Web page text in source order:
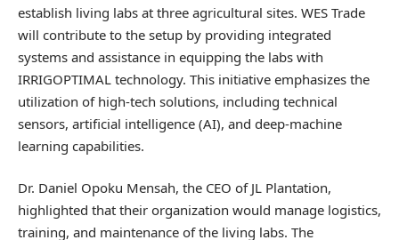
establish living labs at three agricultural sites. WES Trade
will contribute to the setup by providing integrated
systems and assistance in equipping the labs with
IRRIGOPTIMAL technology. This initiative emphasizes the
utilization of high-tech solutions, including technical
sensors, artificial intelligence (AI), and deep-machine
learning capabilities.
Dr. Daniel Opoku Mensah, the CEO of JL Plantation,
highlighted that their organization would manage logistics,
training, and maintenance of the living labs. The